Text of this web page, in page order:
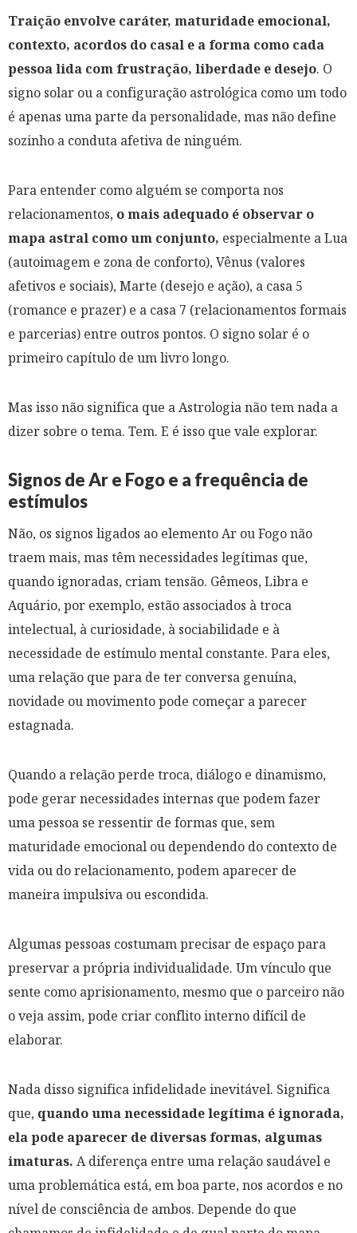
Traição envolve caráter, maturidade emocional,
contexto, acordos do casal e a forma como cada
pessoa lida com frustração, liberdade e desejo. O
signo solar ou a configuração astrológica como um todo
é apenas uma parte da personalidade, mas não define
sozinho a conduta afetiva de ninguém.
Para entender como alguém se comporta nos
relacionamentos, o mais adequado é observar o
mapa astral como um conjunto, especialmente a Lua
(autoimagem e zona de conforto), Vênus (valores
afetivos e sociais), Marte (desejo e ação), a casa 5
(romance e prazer) e a casa 7 (relacionamentos formais
e parcerias) entre outros pontos. O signo solar é o
primeiro capítulo de um livro longo.
Mas isso não significa que a Astrologia não tem nada a
dizer sobre o tema. Tem. E é isso que vale explorar.
Signos de Ar e Fogo e a frequência de
estímulos
Não, os signos ligados ao elemento Ar ou Fogo não
traem mais, mas têm necessidades legítimas que,
quando ignoradas, criam tensão. Gêmeos, Libra e
Aquário, por exemplo, estão associados à troca
intelectual, à curiosidade, à sociabilidade e à
necessidade de estímulo mental constante. Para eles,
uma relação que para de ter conversa genuína,
novidade ou movimento pode começar a parecer
estagnada.
Quando a relação perde troca, diálogo e dinamismo,
pode gerar necessidades internas que podem fazer
uma pessoa se ressentir de formas que, sem
maturidade emocional ou dependendo do contexto de
vida ou do relacionamento, podem aparecer de
maneira impulsiva ou escondida.
Algumas pessoas costumam precisar de espaço para
preservar a própria individualidade. Um vínculo que
sente como aprisionamento, mesmo que o parceiro não
o veja assim, pode criar conflito interno difícil de
elaborar.
Nada disso significa infidelidade inevitável. Significa
que, quando uma necessidade legítima é ignorada,
ela pode aparecer de diversas formas, algumas
imaturas. A diferença entre uma relação saudável e
uma problemática está, em boa parte, nos acordos e no
nível de consciência de ambos. Depende do que